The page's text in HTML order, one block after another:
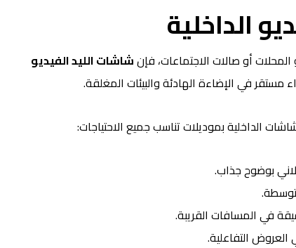
الداخلية
أو صالات الاجتماعات، فإنشاشات الليد الفيديو
مستقر في الإضاءة الهادئة والبيئات المغلقة.
الداخلية بموديلات تناسب جميع الاحتياجات:
بوضوح جذاب.
في المسافات القريبة.
التفاعلية.